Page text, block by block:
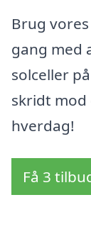
Brug
gang med
solceller
skridt
hverdag!
Få 3